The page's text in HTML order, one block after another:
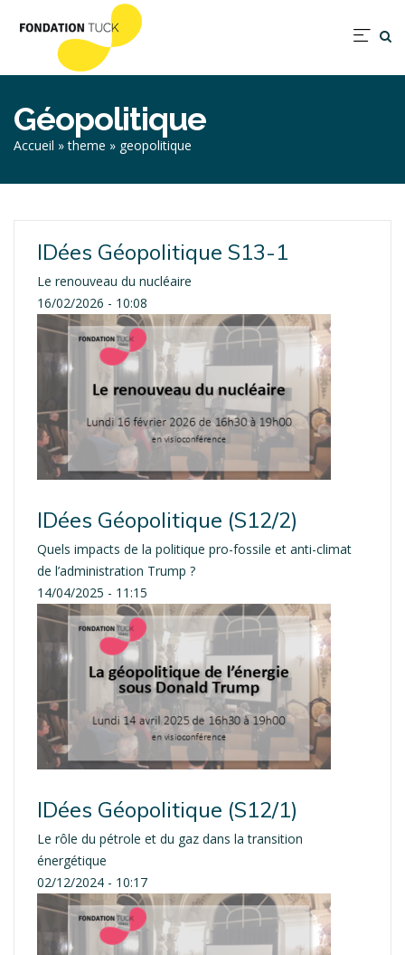
principal
Géopolitique
Fil
d'Ariane
Accueil theme geopolitique
IDées Géopolitique S13-1
Le renouveau du nucléaire
16/02/2026 - 10:08
IDées Géopolitique (S12/2)
Quels impacts de la politique pro-fossile et anti-climat
de l’administration Trump ?
14/04/2025 - 11:15
IDées Géopolitique (S12/1)
Le rôle du pétrole et du gaz dans la transition
énergétique
02/12/2024 - 10:17